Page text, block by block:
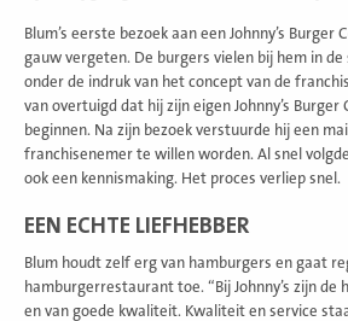
Blum’s eerste bezoek aan een Johnny’s
gauw vergeten. De burgers vielen bij hem in de
onder de indruk van het concept van de
van overtuigd dat hij zijn eigen Johnny’s
beginnen. Na zijn bezoek verstuurde hij een
franchisenemer te willen worden. Al snel
ook een kennismaking. Het proces verliep snel.
EEN ECHTE LIEFHEBBER
Blum houdt zelf erg van hamburgers en gaat
hamburgerrestaurant toe. “Bij Johnny’s zijn de
en van goede kwaliteit. Kwaliteit en service